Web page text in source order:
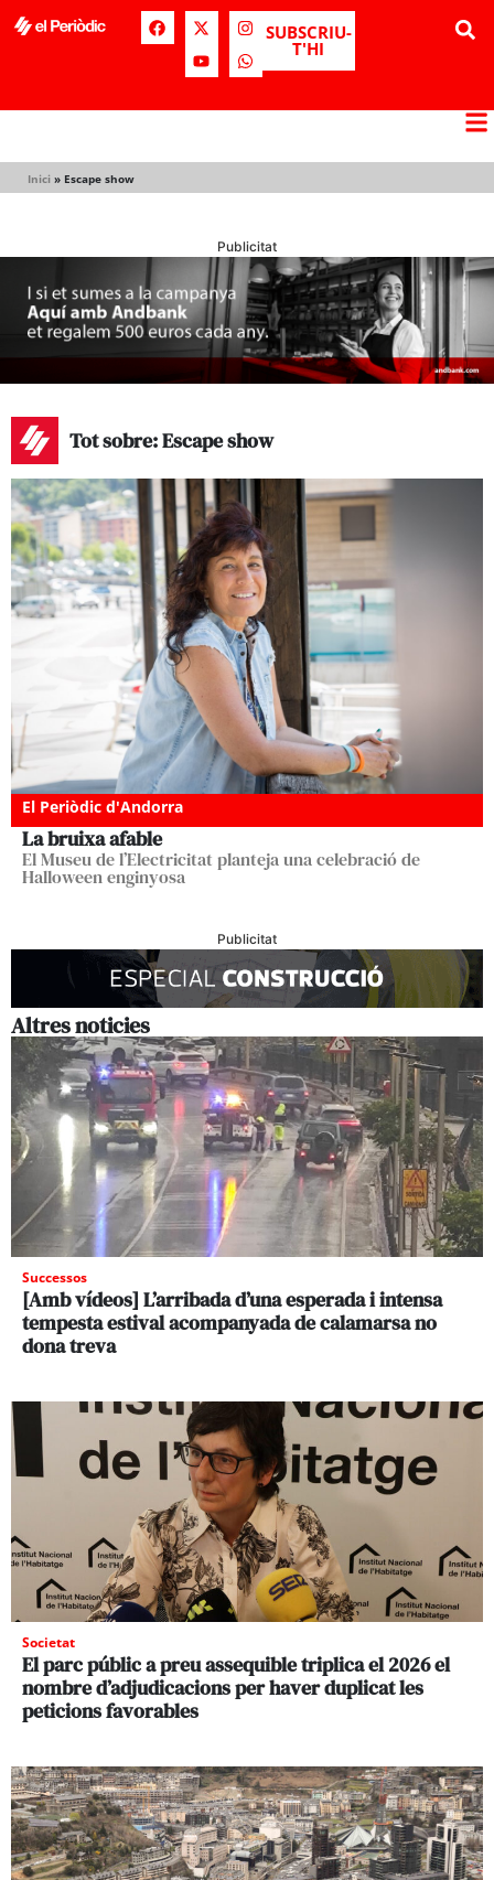
SUBSCRIU-
T'HI
Inici » Escape show
Publicitat
Tot sobre: Escape show
El Periòdic d'Andorra
La bruixa afable
El Museu de l’Electricitat planteja una celebració de
Halloween enginyosa
Publicitat
Altres noticies
Successos
[Amb vídeos] L’arribada d’una esperada i intensa
tempesta estival acompanyada de calamarsa no
dona treva
Societat
El parc públic a preu assequible triplica el 2026 el
nombre d’adjudicacions per haver duplicat les
peticions favorables